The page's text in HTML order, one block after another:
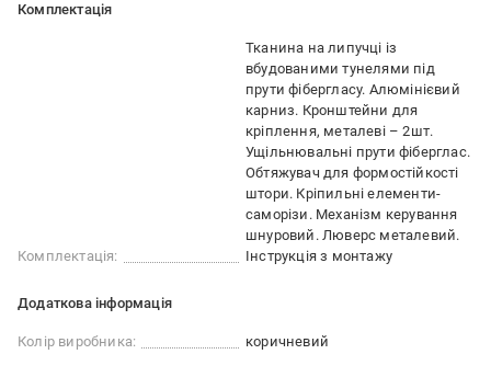
Комплектація
Комплектація:
Тканина на липучці із
вбудованими тунелями під
прути фібергласу. Алюмінієвий
карниз. Кронштейни для
кріплення, металеві – 2шт.
Ущільнювальні прути фіберглас.
Обтяжувач для формостійкості
штори. Кріпильні елементи-
саморізи. Механізм керування
шнуровий. Люверс металевий.
Інструкція з монтажу
Додаткова інформація
Колір виробника: коричневий